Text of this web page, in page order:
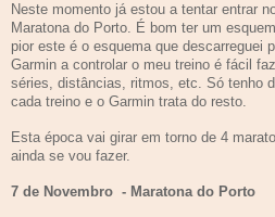
Neste momento já estou a tentar entrar
Maratona do Porto. É bom ter um
pior este é o esquema que descarreguei
Garmin a controlar o meu treino é fácil
séries, distâncias, ritmos, etc. Só tenho
cada treino e o Garmin trata do resto.
Esta época vai girar em torno de 4
ainda se vou fazer.
7 de Novembro - Maratona do Porto